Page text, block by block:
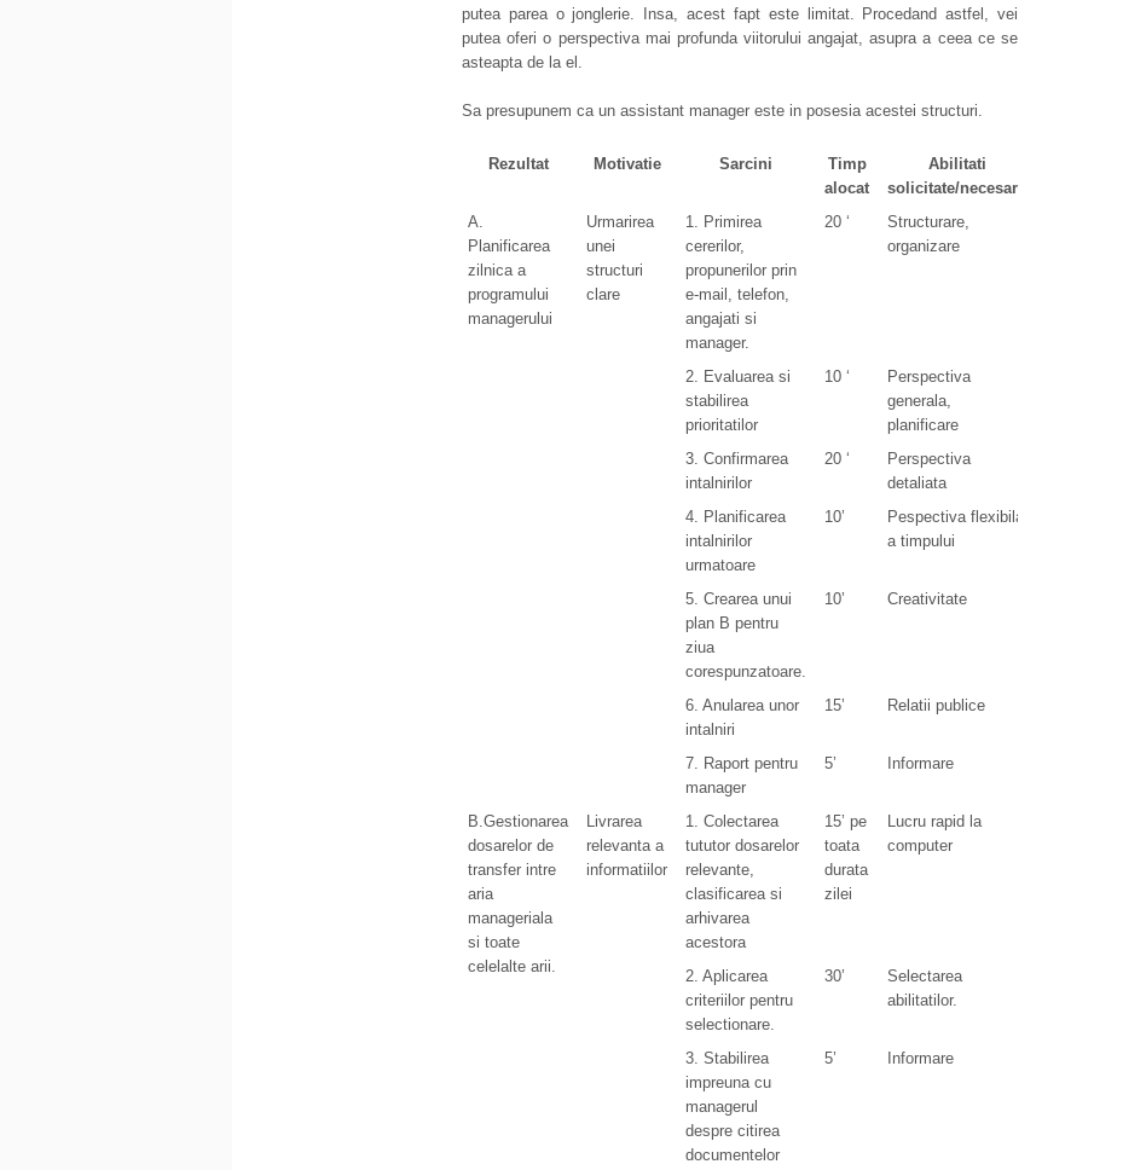
putea parea o jonglerie. Insa, acest fapt este limitat. Procedand astfel, vei
putea oferi o perspectiva mai profunda viitorului angajat, asupra a ceea ce se
asteapta de la el.
Sa presupunem ca un assistant manager este in posesia acestei structuri.
Rezultat Motivatie Sarcini
Timp
alocat
Abilitati
solicitate/necesare
A.
Planificarea
zilnica a
programului
managerului
Urmarirea
unei
structuri
clare
1. Primirea
cererilor,
propunerilor prin
e-mail, telefon,
angajati si
manager.
20 ‘
Structurare,
organizare
2. Evaluarea si
stabilirea
prioritatilor
10 ‘
Perspectiva
generala,
planificare
3. Confirmarea
intalnirilor
20 ‘
Perspectiva
detaliata
4. Planificarea
intalnirilor
urmatoare
10’
Pespectiva flexibila
a timpului
5. Crearea unui
plan B pentru
ziua
corespunzatoare.
10’ Creativitate
6. Anularea unor
intalniri
15’ Relatii publice
7. Raport pentru
manager
5’ Informare
B.Gestionarea
dosarelor de
transfer intre
aria
manageriala
si toate
celelalte arii.
Livrarea
relevanta a
informatiilor
1. Colectarea
tututor dosarelor
relevante,
clasificarea si
arhivarea
acestora
15’ pe
toata
durata
zilei
Lucru rapid la
computer
2. Aplicarea
criteriilor pentru
selectionare.
30’
Selectarea
abilitatilor.
3. Stabilirea
impreuna cu
managerul
despre citirea
documentelor
5’ Informare